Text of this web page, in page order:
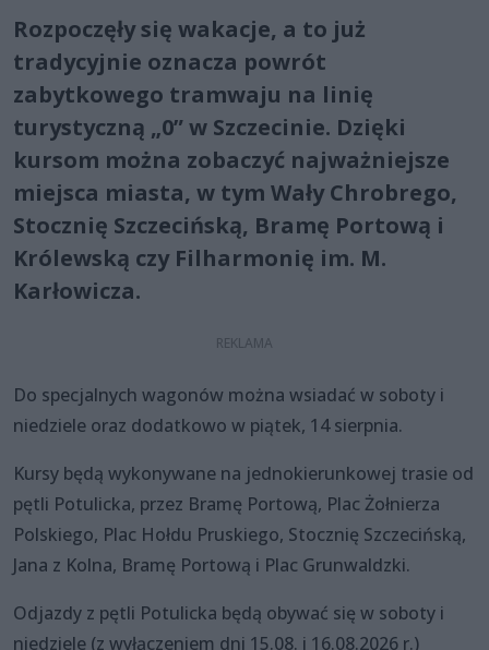
Rozpoczęły się wakacje, a to już
tradycyjnie oznacza powrót
zabytkowego tramwaju na linię
turystyczną „0” w Szczecinie. Dzięki
kursom można zobaczyć najważniejsze
miejsca miasta, w tym Wały Chrobrego,
Stocznię Szczecińską, Bramę Portową i
Królewską czy Filharmonię im. M.
Karłowicza.
Do specjalnych wagonów można wsiadać w soboty i
niedziele oraz dodatkowo w piątek, 14 sierpnia.
Kursy będą wykonywane na jednokierunkowej trasie od
pętli Potulicka, przez Bramę Portową, Plac Żołnierza
Polskiego, Plac Hołdu Pruskiego, Stocznię Szczecińską,
Jana z Kolna, Bramę Portową i Plac Grunwaldzki.
Odjazdy z pętli Potulicka będą obywać się w soboty i
niedziele (z wyłączeniem dni 15.08. i 16.08.2026 r.)